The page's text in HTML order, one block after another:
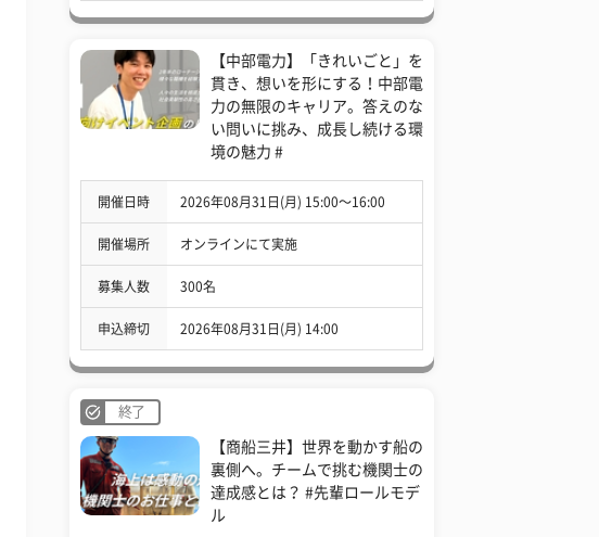
【中部電力】「きれいごと」を
貫き、想いを形にする！中部電
力の無限のキャリア。答えのな
い問いに挑み、成長し続ける環
境の魅力 #
開催日時 2026年08月31日(月) 15:00〜16:00
開催場所 オンラインにて実施
募集人数 300名
申込締切 2026年08月31日(月) 14:00
終了
【商船三井】世界を動かす船の
裏側へ。チームで挑む機関士の
達成感とは？ #先輩ロールモデ
ル